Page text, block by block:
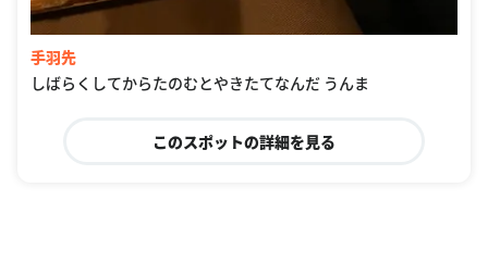
手羽先
しばらくしてからたのむとやきたてなんだ うんま
このスポットの詳細を見る